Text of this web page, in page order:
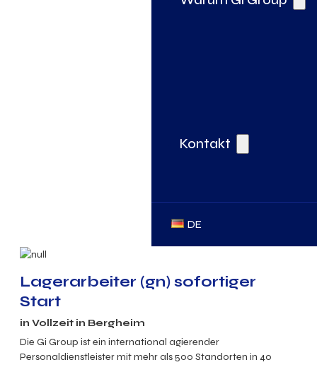
Kontakt
DE
Lagerarbeiter (gn) sofortiger
Start
in Vollzeit in Bergheim
Die Gi Group ist ein international agierender
Personaldienstleister mit mehr als 500 Standorten in 40